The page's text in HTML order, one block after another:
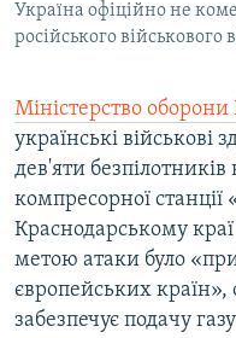
ІНФОГРАФІКА
ДОЛУЧАЙСЯ!
Усі сайти RFE/RL
Україна офіційно не
російського військового
Міністерство оборони
українські військові
дев'яти безпілотників
компресорної станції
Краснодарському
метою атаки було
європейських країн»,
забезпечує подачу